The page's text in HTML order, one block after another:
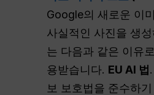
Google의 새로운 이
사실적인 사진을 생
는 다음과 같은 이유
용받습니다. EU AI 법
보 보호법을 준수하